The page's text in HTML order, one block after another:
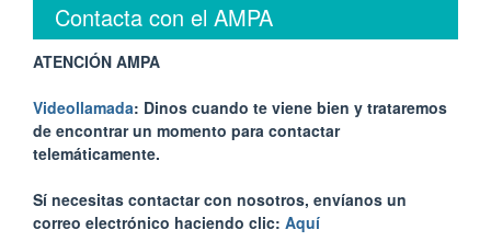
Contacta con el AMPA
ATENCIÓN AMPA
Videollamada: Dinos cuando te viene bien y trataremos
de encontrar un momento para contactar
telemáticamente.
Sí necesitas contactar con nosotros, envíanos un
correo electrónico haciendo clic: Aquí